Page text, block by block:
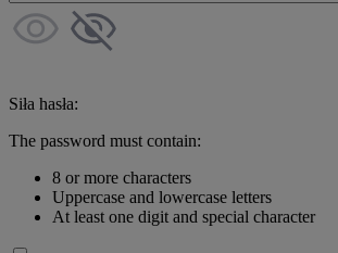
Siła hasła:
The password must contain:
8 or more characters
Uppercase and lowercase letters
At least one digit and special character